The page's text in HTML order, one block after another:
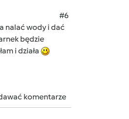
#6
nalać wody i dać
będzie
i działa
komentarze